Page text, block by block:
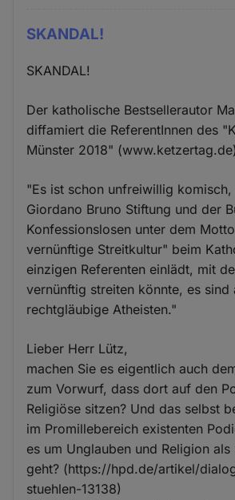
SKANDAL!
SKANDAL!
Der katholische Bestsellerautor
diffamiert die ReferentInnen des
Münster 2018"
"Es ist schon unfreiwillig
Giordano Bruno Stiftung und der
Konfessionslosen unter dem
vernünftige Streitkultur" beim
einzigen Referenten einlädt, mit
vernünftig streiten könnte, es sind
rechtgläubige Atheisten."
Lieber Herr Lütz,
machen Sie es eigentlich auch
zum Vorwurf, dass dort auf den
Religiöse sitzen? Und das selbst
im Promillebereich existenten
es um Unglauben und Religion
geht? (https://hpd.de/artikel/
stuehlen-13138)